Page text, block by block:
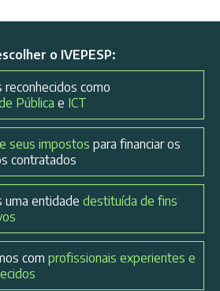
o IVEPESP:
reconhecidos como
Pública e ICT
seus impostos para financiar os
contratados
uma entidadedestituída de fins
com profissionais experientes e